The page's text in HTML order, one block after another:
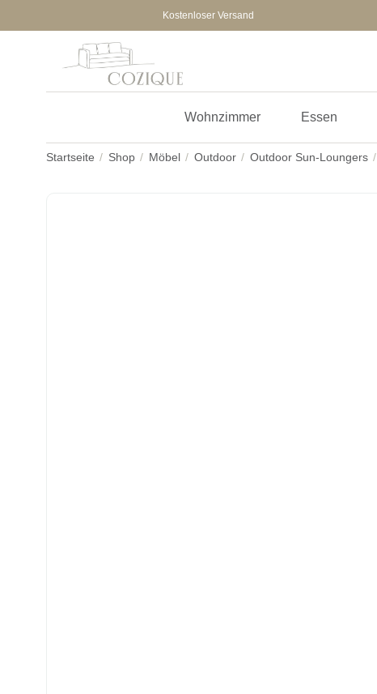
Kostenloser Versand
Wohnzimmer Essen
Startseite Shop Möbel Outdoor Outdoor Sun-Loungers